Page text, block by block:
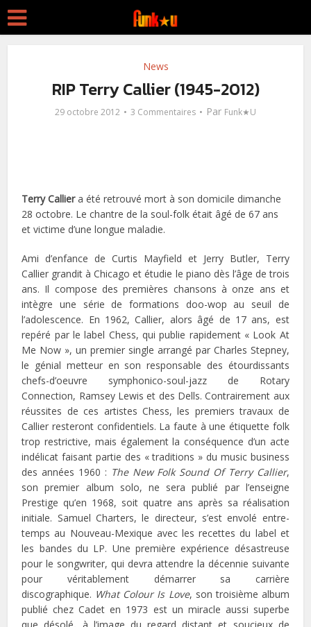
News
RIP Terry Callier (1945-2012)
29 octobre 2012 3 Commentaires Par Funk★U
Terry Calliera été retrouvé mort à son domicile dimanche
28 octobre. Le chantre de la soul-folk était âgé de 67 ans
et victime d’une longue maladie.
Ami d’enfance de Curtis Mayfield et Jerry Butler, Terry
Callier grandit à Chicago et étudie le piano dès l’âge de trois
ans. Il compose des premières chansons à onze ans et
intègre une série de formations doo-wop au seuil de
l’adolescence. En 1962, Callier, alors âgé de 17 ans, est
repéré par le label Chess, qui publie rapidement « Look At
Me Now », un premier single arrangé par Charles Stepney,
le génial metteur en son responsable des étourdissants
chefs-d’oeuvre symphonico-soul-jazz de Rotary
Connection, Ramsey Lewis et des Dells. Contrairement aux
réussites de ces artistes Chess, les premiers travaux de
Callier resteront confidentiels. La faute à une étiquette folk
trop restrictive, mais également la conséquence d’un acte
indélicat faisant partie des « traditions » du music business
des années 1960 : The New Folk Sound Of Terry Callier,
son premier album solo, ne sera publié par l’enseigne
Prestige qu’en 1968, soit quatre ans après sa réalisation
initiale. Samuel Charters, le directeur, s’est envolé entre-
temps au Nouveau-Mexique avec les recettes du label et
les bandes du LP. Une première expérience désastreuse
pour le songwriter, qui devra attendre la décennie suivante
pour véritablement démarrer sa carrière
discographique. What Colour Is Love, son troisième album
publié chez Cadet en 1973 est un miracle aussi superbe